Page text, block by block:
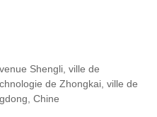
Shengli, ville de
de Zhongkai, ville de
Chine